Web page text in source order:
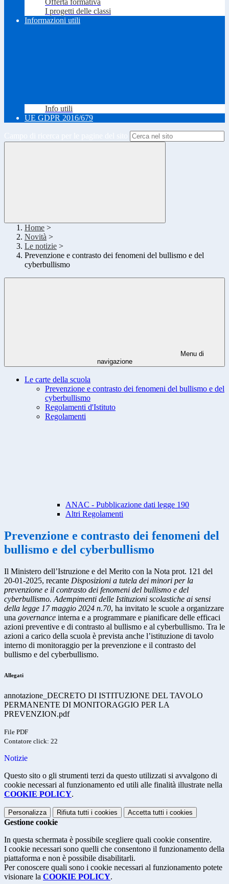
Offerta formativa
I progetti delle classi
Informazioni utili
Info utili
UE GDPR 2016/679
Home >
Novità >
Le notizie >
Prevenzione e contrasto dei fenomeni del bullismo e del
cyberbullismo
Menu di
navigazione
Le carte della scuola
Prevenzione e contrasto dei fenomeni del bullismo e del
cyberbullismo
Regolamenti d'Istituto
Regolamenti
ANAC - Pubblicazione dati legge 190
Altri Regolamenti
Prevenzione e contrasto dei fenomeni del
bullismo e del cyberbullismo
Il Ministero dell’Istruzione e del Merito con la Nota prot. 121 del
20-01-2025, recante Disposizioni a tutela dei minori per la
prevenzione e il contrasto dei fenomeni del bullismo e del
cyberbullismo. Adempimenti delle Istituzioni scolastiche ai sensi
della legge 17 maggio 2024 n.70, ha invitato le scuole a organizzare
una governance interna e a programmare e pianificare delle efficaci
azioni preventive e di contrasto al bullismo e al cyberbullismo. Tra le
azioni a carico della scuola è prevista anche l’istituzione di tavolo
interno di monitoraggio per la prevenzione e il contrasto del
bullismo e del cyberbullismo.
Allegati
annotazione_DECRETO DI ISTITUZIONE DEL TAVOLO
PERMANENTE DI MONITORAGGIO PER LA
PREVENZION.pdf
File PDF
Contatore click: 22
Notizie
Questo sito o gli strumenti terzi da questo utilizzati si avvalgono di
cookie necessari al funzionamento ed utili alle finalità illustrate nella
COOKIE POLICY.
Personalizza Rifiuta tutti i cookies Accetta tutti i cookies
Gestione cookie
In questa schermata è possibile scegliere quali cookie consentire.
I cookie necessari sono quelli che consentono il funzionamento della
piattaforma e non è possibile disabilitarli.
Per conoscere quali sono i cookie necessari al funzionamento potete
visionare la COOKIE POLICY.